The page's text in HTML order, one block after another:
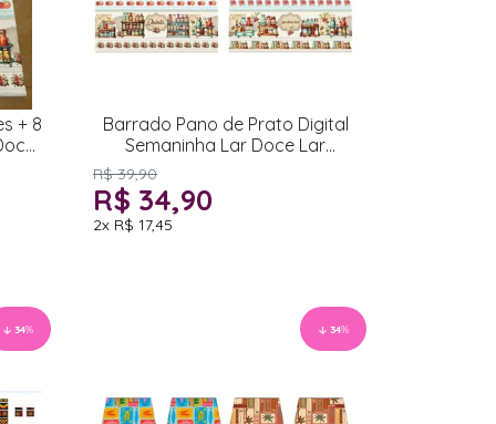
+ 8
Barrado Pano de Prato Digital
Semaninha Lar Doce Lar
R$ 39,90
R$ 34,90
2x R$ 17,45
34% 34%